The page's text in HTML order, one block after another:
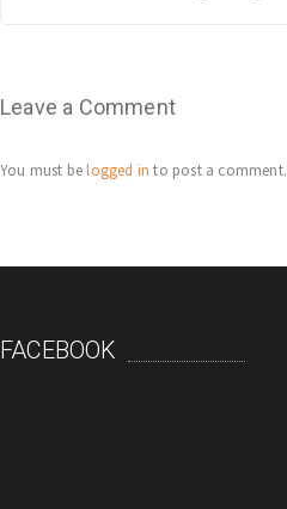
Leave a Comment
You must belogged in to post a comment.
FACEBOOK